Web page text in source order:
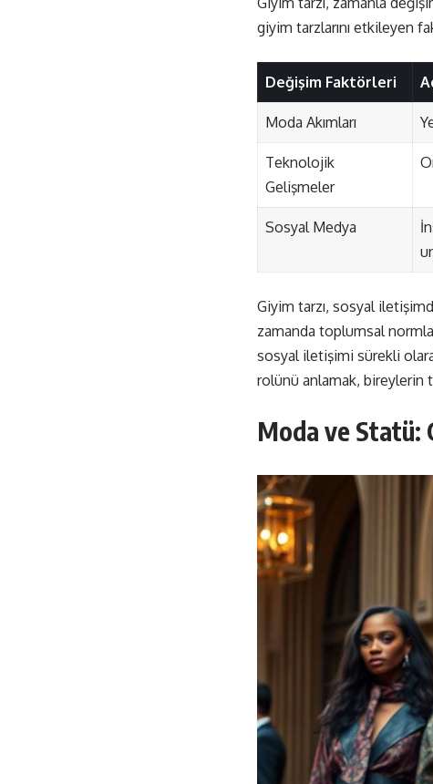
giyim tarzlarını etkileyen
Değişim Faktörleri
Moda Akımları
Teknolojik
Gelişmeler
Sosyal Medya
Giyim tarzı, sosyal
zamanda toplumsal
sosyal iletişimi sürekli
rolünü anlamak, bireylerin
Moda ve Statü: